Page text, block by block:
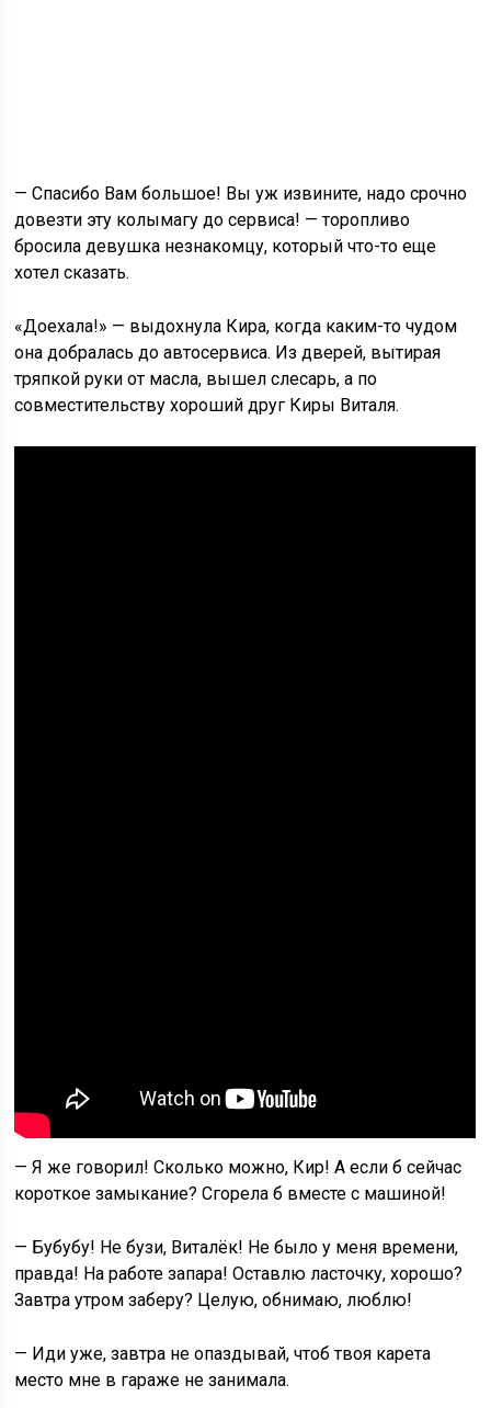
— Спасибо Вам большое! Вы уж извините, надо срочно
довезти эту колымагу до сервиса! — торопливо
бросила девушка незнакомцу, который что-то еще
хотел сказать.
«Доехала!» — выдохнула Кира, когда каким-то чудом
она добралась до автосервиса. Из дверей, вытирая
тряпкой руки от масла, вышел слесарь, а по
совместительству хороший друг Киры Виталя.
— Я же говорил! Сколько можно, Кир! А если б сейчас
короткое замыкание? Сгорела б вместе с машиной!
— Бубубу! Не бузи, Виталёк! Не было у меня времени,
правда! На работе запара! Оставлю ласточку, хорошо?
Завтра утром заберу? Целую, обнимаю, люблю!
— Иди уже, завтра не опаздывай, чтоб твоя карета
место мне в гараже не занимала.